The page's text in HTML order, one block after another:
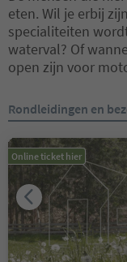
eten. Wil je erbij
specialiteiten
waterval? Of
open zijn voor
Rondleidingen en
Online ticket hier